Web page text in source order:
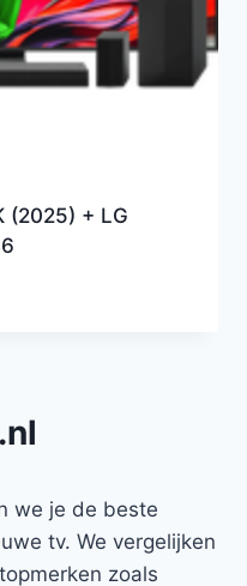
(2025) + LG
we je de beste
tv. We vergelijken
zoals